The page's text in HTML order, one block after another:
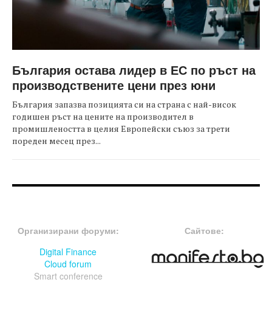
България остава лидер в ЕС по ръст на
производствените цени през юни
България запазва позицията си на страна с най-висок
годишен ръст на цените на производител в
промишлеността в целия Европейски съюз за трети
пореден месец през...
Организирани форуми:
Digital Finance
Cloud forum
Smart conference
Сайтове: